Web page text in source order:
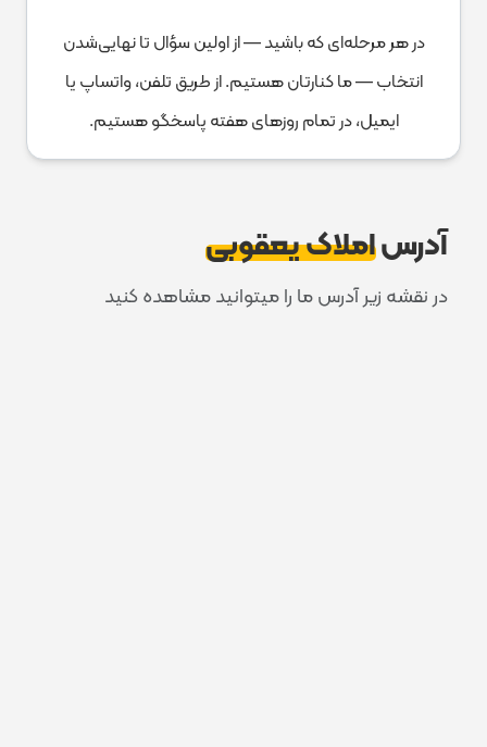
در هر مرحله‌ای که باشید — از اولین سؤال تا نهایی‌شدن
انتخاب — ما کنارتان هستیم. از طریق تلفن، واتساپ یا
ایمیل، در تمام روزهای هفته پاسخگو هستیم.
آدرساملاک یعقوبی
در نقشه زیر آدرس ما را میتوانید مشاهده کنید